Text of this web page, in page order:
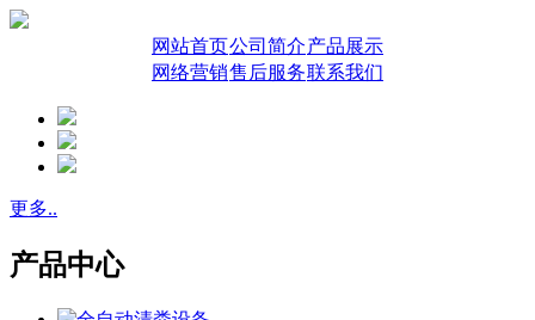
网站首页公司简介产品展示
网络营销售后服务联系我们
更多..
产品中心